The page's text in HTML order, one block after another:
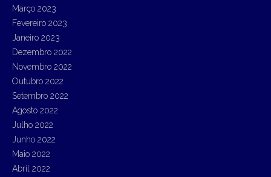
Março 2023
Fevereiro 2023
Janeiro 2023
Dezembro 2022
Novembro 2022
Outubro 2022
Setembro 2022
Agosto 2022
Julho 2022
Junho 2022
Maio 2022
Abril 2022